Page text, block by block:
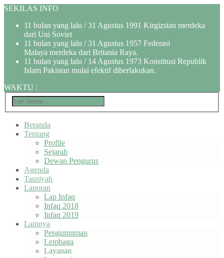
SEKILAS INFO
11 bulan yang lalu / 31 Agustus 1991 Kirgizstan merdeka
dari Uni Soviet
11 bulan yang lalu / 31 Agustus 1957 Federasi
Malaya merdeka dari Britania Raya.
11 bulan yang lalu / 14 Agustus 1973 Konstitusi Republik
Islam Pakistan mulai efektif diberlakukan.
WAKTU :
Beranda
Tentang
Profile
Sejarah
Dewan Pengurus
Agenda
Tausiyah
Laporan
Lap Infaq
Infaq 2018
Infaq 2019
Lainnya
Pengumuman
Lembaga
Layanan